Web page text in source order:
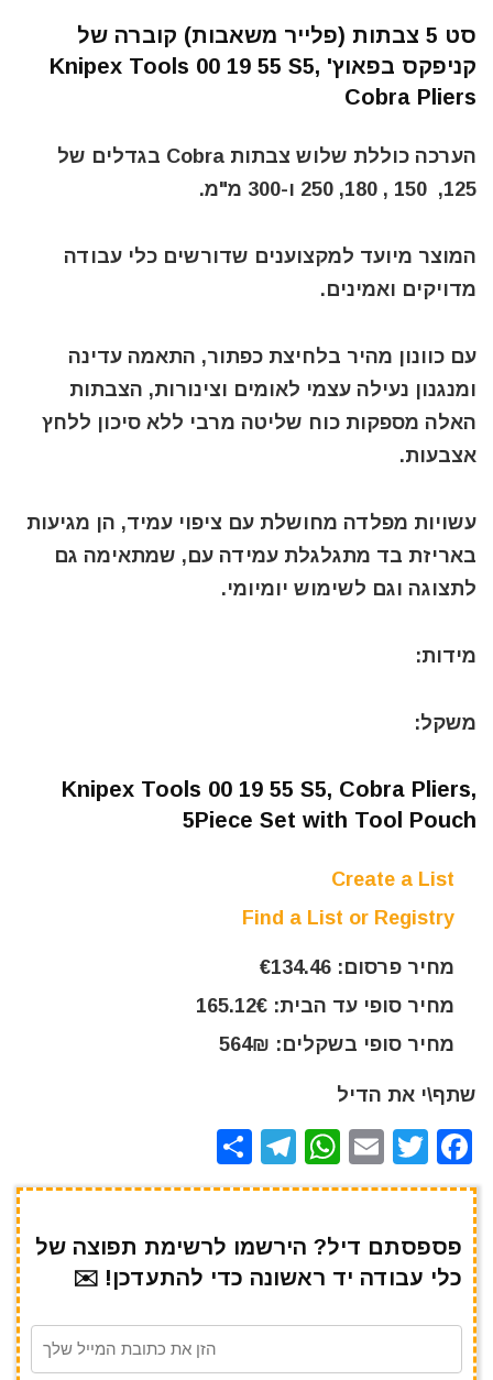
סט 5 צבתות (פלייר משאבות) קוברה של
קניפקס בפאוץ' Knipex Tools 00 19 55 S5,
Cobra Pliers
הערכה כוללת שלוש צבתות Cobra בגדלים של
125, 150 , 180, 250 ו-300 מ"מ.
המוצר מיועד למקצוענים שדורשים כלי עבודה
מדויקים ואמינים.
עם כוונון מהיר בלחיצת כפתור, התאמה עדינה
ומנגנון נעילה עצמי לאומים וצינורות, הצבתות
האלה מספקות כוח שליטה מרבי ללא סיכון ללחץ
אצבעות.
עשויות מפלדה מחושלת עם ציפוי עמיד, הן מגיעות
באריזת בד מתגלגלת עמידה עם, שמתאימה גם
לתצוגה וגם לשימוש יומיומי.
מידות:
משקל:
Knipex Tools 00 19 55 S5, Cobra Pliers,
5Piece Set with Tool Pouch
Create a List
Find a List or Registry
מחיר פרסום: €134.46
מחיר סופי עד הבית: 165.12€
מחיר סופי בשקלים: 564₪
שתף\י את הדיל
F
a
e
b
o
T
w
te
r
E
m
l
W
h
s
A
p
T
el
gr
a
m
h
e
פספסתם דיל? הירשמו לרשימת תפוצה של
כלי עבודה יד ראשונה כדי להתעדכן! ✉️